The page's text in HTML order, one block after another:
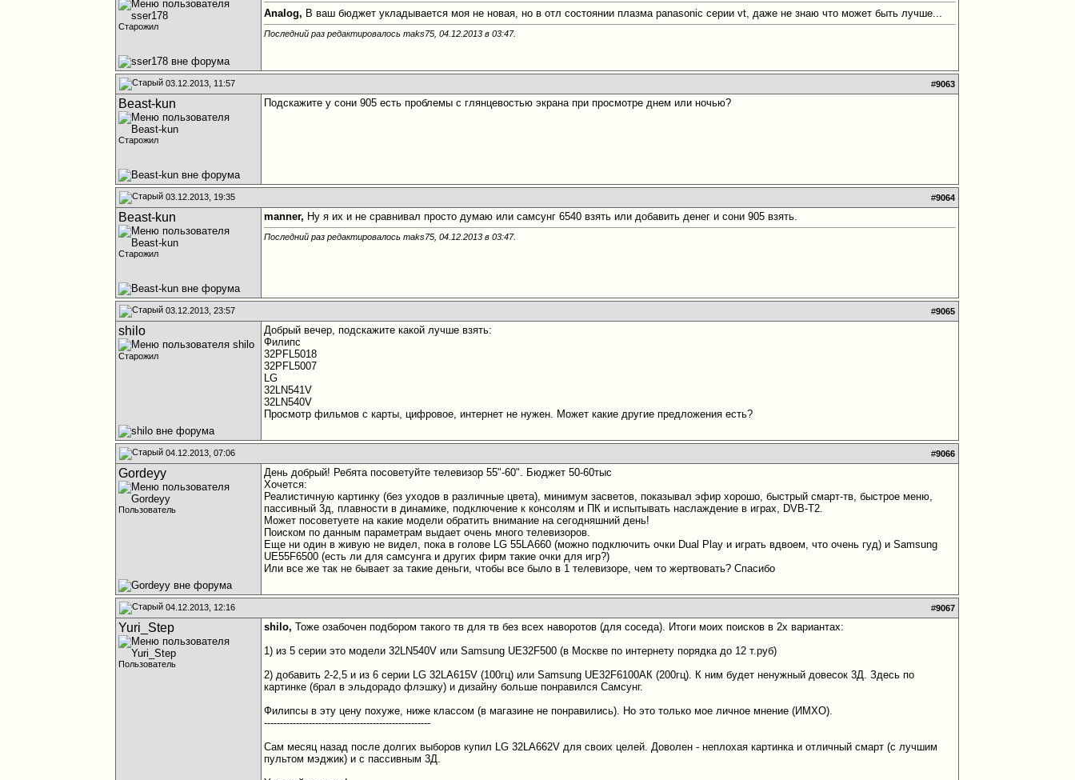
Старожил
Analog, В ваш бюджет укладывается моя не новая, но в отл состоянии плазма panasonic серии vt, даже не знаю что может быть лучше...
Последний раз редактировалось maks75, 04.12.2013 в03:47.
03.12.2013, 11:57 #9063
Beast-kun
Старожил
Подскажите у сони 905 есть проблемы с глянцевостью экрана при просмотре днем или ночью?
03.12.2013, 19:35 #9064
Beast-kun
Старожил
manner, Ну я их и не сравнивал просто думаю или самсунг 6540 взять или добавить денег и сони 905 взять.
Последний раз редактировалось maks75, 04.12.2013 в03:47.
03.12.2013, 23:57 #9065
shilo
Старожил
Добрый вечер, подскажите какой лучше взять:
Филипс
32PFL5018
32PFL5007
LG
32LN541V
32LN540V
Просмотр фильмов с карты, цифровое, интернет не нужен. Может какие другие предложения есть?
04.12.2013, 07:06 #9066
Gordeyy
Пользователь
День добрый! Ребята посоветуйте телевизор 55"-60". Бюджет 50-60тыс
Хочется:
Реалистичную картинку (без уходов в различные цвета), минимум засветов, показывал эфир хорошо, быстрый смарт-тв, быстрое меню,
пассивный 3д, плавности в динамике, подключение к консолям и ПК и испытывать наслаждение в играх, DVB-T2.
Может посоветуете на какие модели обратить внимание на сегодняшний день!
Поиском по данным параметрам выдает очень много телевизоров.
Еще ни один в живую не видел, пока в голове LG 55LA660 (можно подключить очки Dual Play и играть вдвоем, что очень гуд) и Samsung
UE55F6500 (есть ли для самсунга и других фирм такие очки для игр?)
Или все же так не бывает за такие деньги, чтобы все было в 1 телевизоре, чем то жертвовать? Спасибо
04.12.2013, 12:16 #9067
Yuri_Step
Пользователь
shilo, Тоже озабочен подбором такого тв для тв без всех наворотов (для соседа). Итоги моих поисков в 2х вариантах:
1) из 5 серии это модели 32LN540V или Samsung UE32F500 (в Москве по интернету порядка до 12 т.руб)
2) добавить 2-2,5 и из 6 серии LG 32LA615V (100гц) или Samsung UE32F6100АК (200гц). К ним будет ненужный довесок 3Д. Здесь по
картинке (брал в эльдорадо флэшку) и дизайну больше понравился Самсунг.
Филипсы в эту цену похуже, ниже классом (в магазине не понравились). Но это только мое личное мнение (ИМХО).
----------------------------------------------------
Сам месяц назад после долгих выборов купил LG 32LA662V для своих целей. Доволен - неплохая картинка и отличный смарт (с лучшим
пультом мэджик) и с пассивным 3Д.